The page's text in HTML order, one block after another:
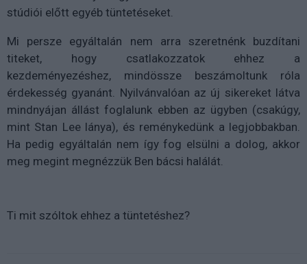
stúdiói előtt egyéb tüntetéseket.
Mi persze egyáltalán nem arra szeretnénk buzdítani
titeket, hogy csatlakozzatok ehhez a
kezdeményezéshez, mindössze beszámoltunk róla
érdekesség gyanánt. Nyilvánvalóan az új sikereket látva
mindnyájan állást foglalunk ebben az ügyben (csakúgy,
mint Stan Lee lánya), és reménykedünk a legjobbakban.
Ha pedig egyáltalán nem így fog elsülni a dolog, akkor
meg megint megnézzük Ben bácsi halálát.
Ti mit szóltok ehhez a tüntetéshez?